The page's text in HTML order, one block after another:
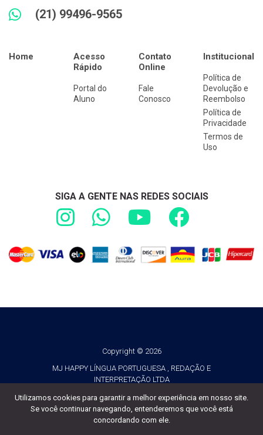
(21) 99496-9565
Home
Acesso
Rápido
Portal do
Aluno
Contato
Online
Fale
Conosco
Institucional
Política de
Devolução e
Reembolso
Política de
Privacidade
Termos de
Uso
SIGA A GENTE NAS REDES SOCIAIS
Copyright © 2026
MJ HAPPY LÍNGUA PORTUGUESA , REDAÇÃO E
INTERPRETAÇÃO LTDA
CNPJ 21.544.962/0001-81
Todos os direitos reservados
Utilizamos cookies para garantir a melhor experiência em nosso site.
Se você continuar navegando, entenderemos que você está
concordando com ele.